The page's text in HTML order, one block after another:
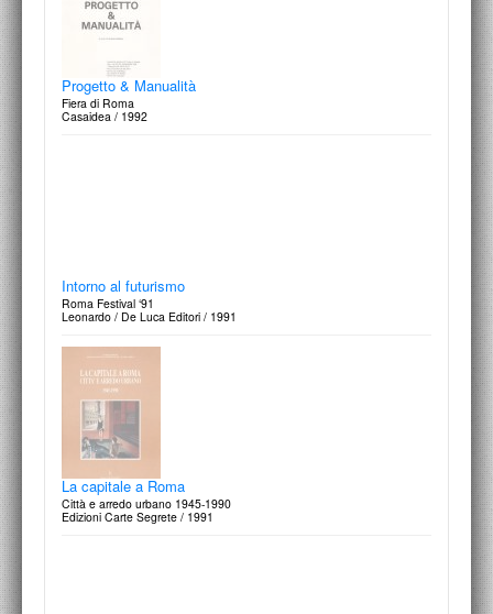
Progetto & Manualità
Fiera di Roma
Casaidea / 1992
Intorno al futurismo
Roma Festival ‘91
Leonardo / De Luca Editori / 1991
La capitale a Roma
Città e arredo urbano 1945-1990
Edizioni Carte Segrete / 1991